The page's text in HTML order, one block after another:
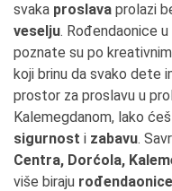
svaka proslava prolazi
veselju. Rođendaonice
poznate su po
koji brinu da svako dete
prostor za proslavu u
Kalemegdanom, lako
sigurnost i zabavu.
Centra, Dorćola,
više biraju rođendaonice